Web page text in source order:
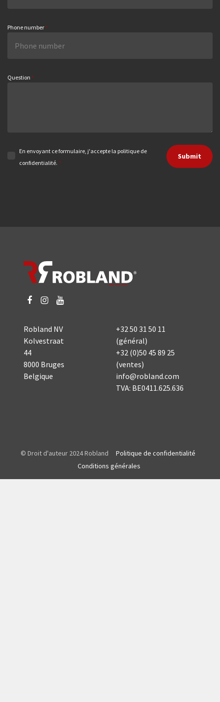
Phone number *
Question *
En envoyant ce formulaire, j'accepte la politique de
confidentialité. *
Submit
Robland NV
Kolvestraat
44
8000 Bruges
Belgique
+32 50 31 50 11
(général)
+32 (0)50 45 89 25
(ventes)
info@robland.com
TVA: BE0411.625.636
© Droit d'auteur 2024 Robland Politique de confidentialité
Conditions générales